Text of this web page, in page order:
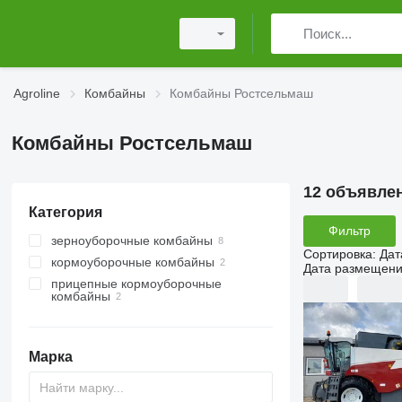
Agroline Комбайны Комбайны Ростсельмаш
Комбайны Ростсельмаш
Категория
зерноуборочные комбайны
кормоуборочные комбайны
прицепные кормоуборочные
комбайны
Марка
12
Фильтр
Сортировка:
Дата